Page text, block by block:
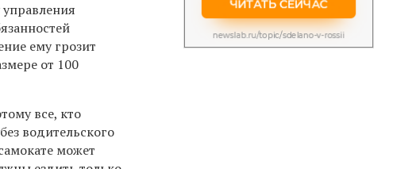
ему грозит
от 100
все, кто
ез водительского
может